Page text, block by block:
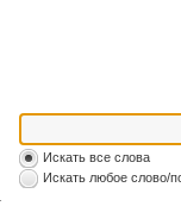
Искать все слова
Искать любое слово/